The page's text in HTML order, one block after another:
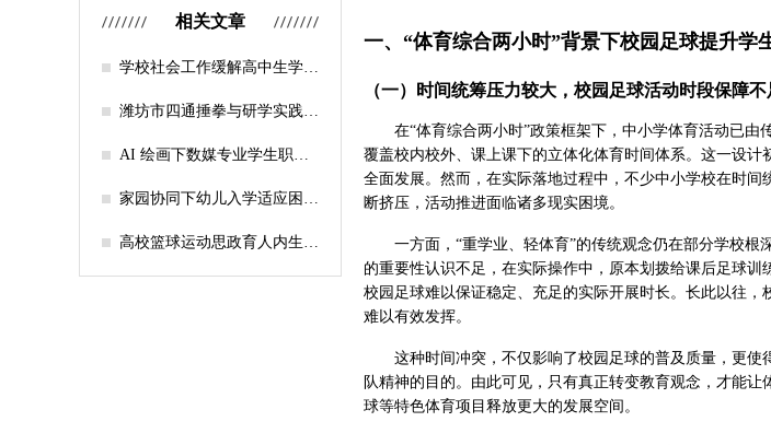
相关文章
学校社会工作缓解高中生学习
课堂”为介入载体
潍坊市四通捶拳与研学实践教
AI 绘画下数媒专业学生职业
家园协同下幼儿入学适应困难
高校篮球运动思政育人内生逻
一、“体育综合两小时”背景下校园足球提升学
（一）时间统筹压力较大，校园足球活动时段保障不
在“体育综合两小时”政策框架下，中小学体育活动已
覆盖校内校外、课上课下的立体化体育时间体系。这一设
全面发展。然而，在实际落地过程中，不少中小学校在时
断挤压，活动推进面临诸多现实困境。
一方面，“重学业、轻体育”的传统观念仍在部分学校
的重要性认识不足，在实际操作中，原本划拨给课后足球
校园足球难以保证稳定、充足的实际开展时长。长此以往
难以有效发挥。
这种时间冲突，不仅影响了校园足球的普及质量，更
队精神的目的。由此可见，只有真正转变教育观念，才能
球等特色体育项目释放更大的发展空间。